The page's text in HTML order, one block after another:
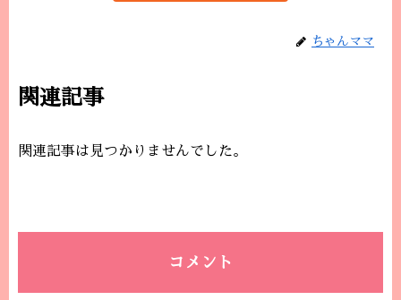
ちゃんママ
関連記事
関連記事は見つかりませんでした。
コメント